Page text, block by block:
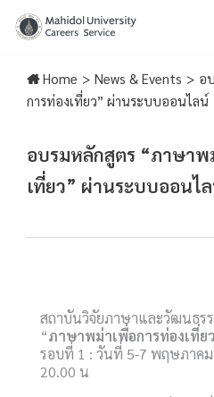
to
content
Home > News & Events > อ
การท่องเที่ยว” ผ่านระบบออนไลน์
อบรมหลักสูตร “ภาษาพ
เที่ยว” ผ่านระบบออนไ
สถาบันวิจัยภาษาและวัฒนธร
“ภาษาพม่าเพื่อการท่องเที่ยว
รอบที่ 1 : วันที่ 5-7 พฤษภาคม
20.00 น